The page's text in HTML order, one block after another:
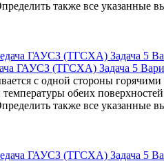
также все
ГАУСЗ (ТГСХА) Задача 5
с одной стороны
обеих
также все